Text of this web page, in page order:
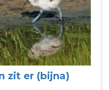
zit er (bijna)